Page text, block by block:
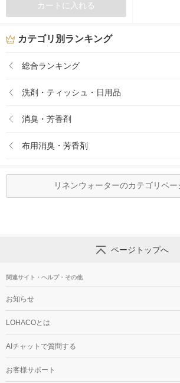
カートに入れる
カテゴリ別ランキング
総合ランキング
洗剤・ティッシュ・日用品
消臭・芳香剤
布用消臭・芳香剤
リネンウォーターのカテゴリペー
ページトップへ
関連サイト・ヘルプ・その他
お知らせ
LOHACOとは
AIチャットで質問する
お客様サポート